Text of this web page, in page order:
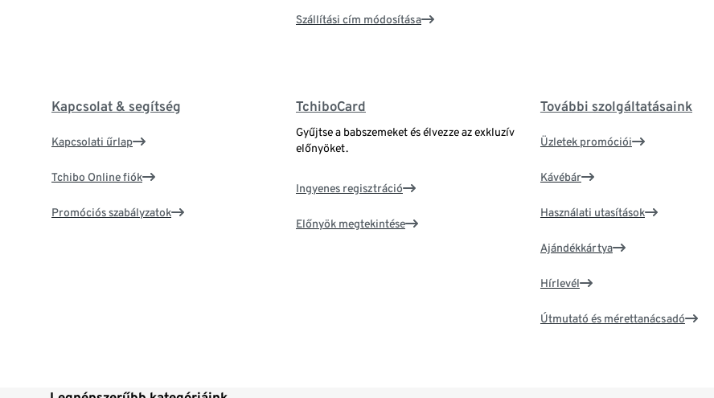
Szállítási cím módosítása
Kapcsolat & segítség
Kapcsolati űrlap
Tchibo Online fiók
Promóciós szabályzatok
TchiboCard
Gyűjtse a babszemeket és élvezze az exkluzív
előnyöket.
Ingyenes regisztráció
Előnyök megtekintése
További szolgáltatásaink
Üzletek promóciói
Kávébár
Használati utasítások
Ajándékkártya
Hírlevél
Útmutató és mérettanácsadó